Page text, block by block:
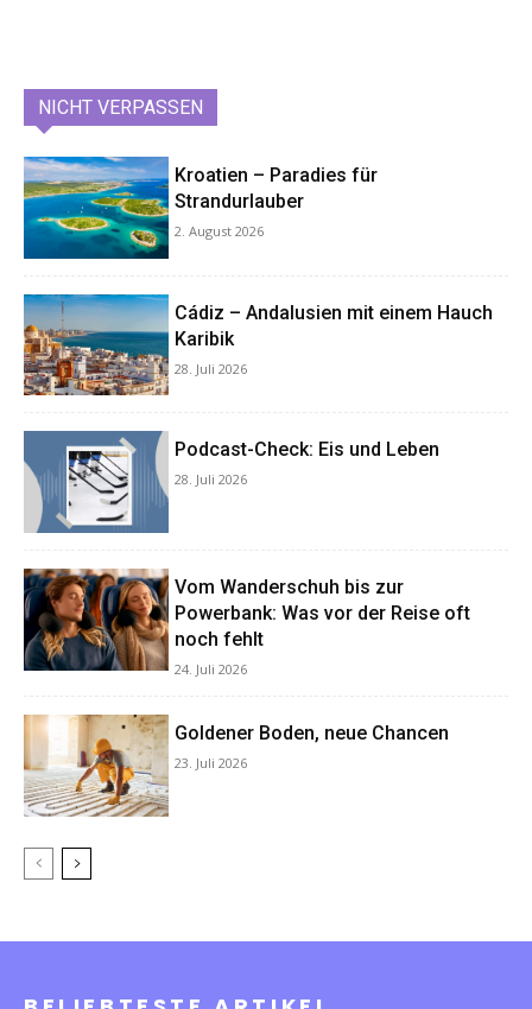
NICHT VERPASSEN
Kroatien – Paradies für
Strandurlauber
2. August 2026
Cádiz – Andalusien mit einem Hauch
Karibik
28. Juli 2026
Podcast-Check: Eis und Leben
28. Juli 2026
Vom Wanderschuh bis zur
Powerbank: Was vor der Reise oft
noch fehlt
24. Juli 2026
Goldener Boden, neue Chancen
23. Juli 2026